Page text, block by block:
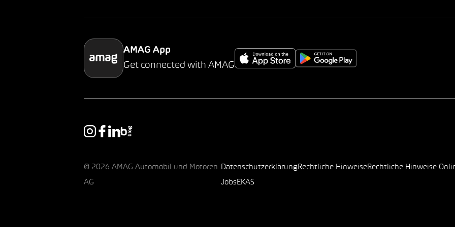
AMAG App
Get connected with AMAG
© 2026 AMAG Automobil und Motoren
AG
Datenschutzerklärung Rechtliche HinweiseRechtliche Hinweise
Jobs EKAS